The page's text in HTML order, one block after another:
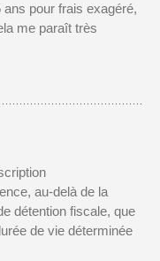
ans pour frais exagéré,
me paraît très
au-delà de la
détention fiscale, que
de vie déterminée